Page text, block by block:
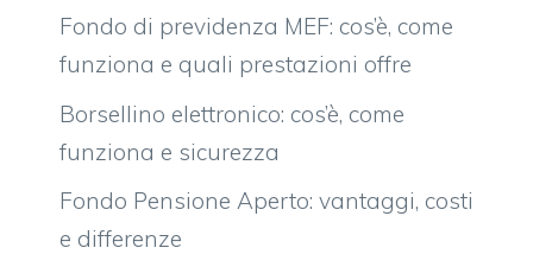
Fondo di previdenza MEF: cos’è, come
funziona e quali prestazioni offre
Borsellino elettronico: cos’è, come
funziona e sicurezza
Fondo Pensione Aperto: vantaggi, costi
e differenze